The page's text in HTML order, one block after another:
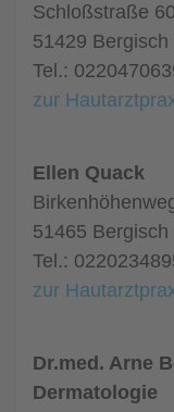
Schloßstraße 60
51429 Bergisch
Tel.:
zur
Ellen Quack
51465 Bergisch
Tel.:
zur
Dr.med. Arne
Dermatologie